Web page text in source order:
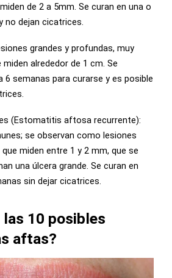
de 2 a 5mm. Se curan en una o
no dejan cicatrices.
grandes y profundas, muy
alrededor de 1 cm. Se
6 semanas para curarse y es posible
(Estomatitis aftosa recurrente):
se observan como lesiones
miden entre 1 y 2 mm, que se
una úlcera grande. Se curan en
sin dejar cicatrices.
las 10 posibles
aftas?